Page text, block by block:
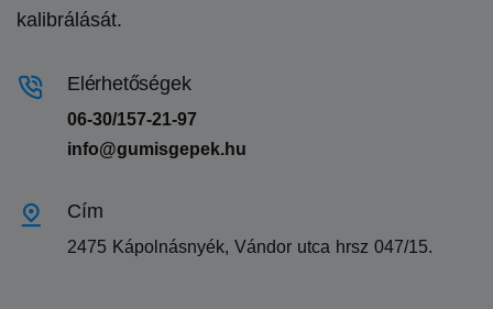
kalibrálását.
Elérhetőségek
06-30/157-21-97
info@gumisgepek.hu
Cím
2475 Kápolnásnyék, Vándor utca hrsz 047/15.